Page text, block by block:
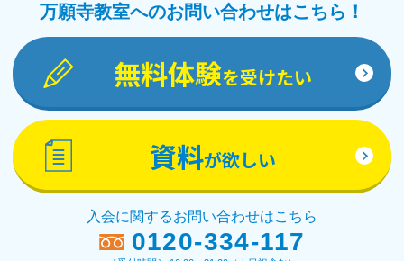
万願寺教室へのお問い合わせはこちら！
無料体験を受けたい
資料が欲しい
入会に関するお問い合わせはこちら
0120-334-117